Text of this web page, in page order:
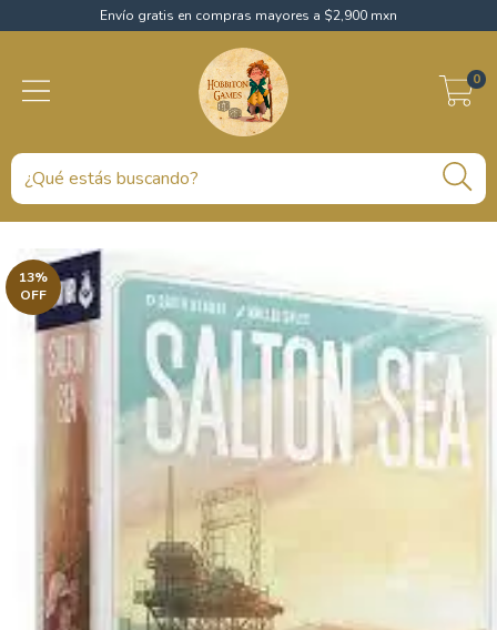
Envío gratis en compras mayores a $2,900 mxn
0
13%
OFF